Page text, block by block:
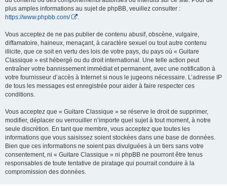
plus amples informations au sujet de phpBB, veuillez consulter :
https://www.phpbb.com/
Vous acceptez de ne pas publier de contenu abusif, obscène, vulgaire,
diffamatoire, haineux, menaçant, à caractère sexuel ou tout autre contenu
illicite, que ce soit en vertu des lois de votre pays, du pays où « Guitare
Classique » est hébergé ou du droit international. Une telle action peut
entraîner votre bannissement immédiat et permanent, avec une notification à
votre fournisseur d’accès à Internet si nous le jugeons nécessaire. L’adresse IP
de tous les messages est enregistrée pour aider à faire respecter ces
conditions.
Vous acceptez que « Guitare Classique » se réserve le droit de supprimer,
modifier, déplacer ou verrouiller n’importe quel sujet à tout moment, à notre
seule discrétion. En tant que membre, vous acceptez que toutes les
informations que vous saisissez soient stockées dans une base de données.
Bien que ces informations ne soient pas divulguées à un tiers sans votre
consentement, ni « Guitare Classique » ni phpBB ne pourront être tenus
responsables de toute tentative de piratage qui pourrait conduire à la
compromission des données.